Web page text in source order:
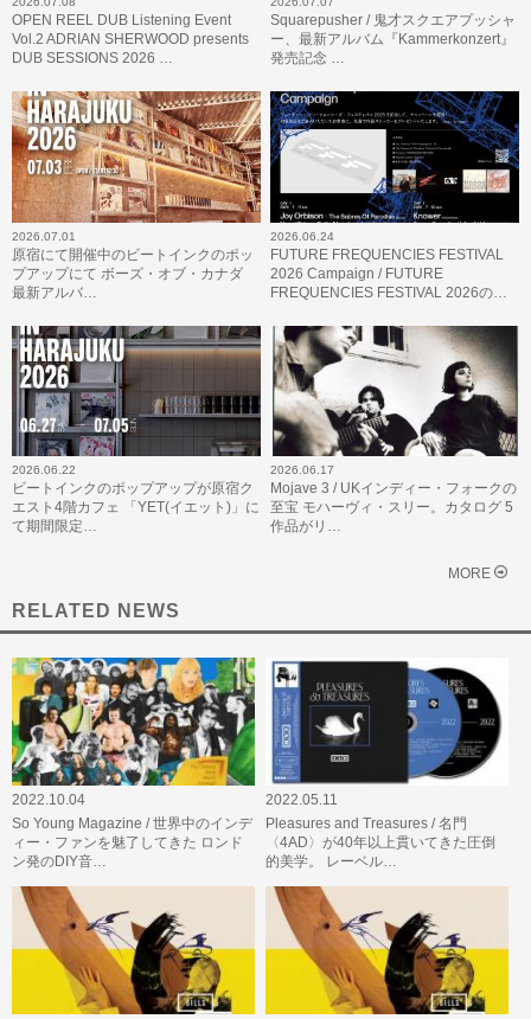
OPEN REEL DUB Listening Event
Vol.2 ADRIAN SHERWOOD presents
DUB SESSIONS 2026 …
Squarepusher / 鬼才スクエアプッシャ
ー、最新アルバム『Kammerkonzert』
発売記念 …
2026.07.01
原宿にて開催中のビートインクのポッ
プアップにて ボーズ・オブ・カナダ
最新アルバ…
2026.06.24
FUTURE FREQUENCIES FESTIVAL
2026 Campaign / FUTURE
FREQUENCIES FESTIVAL 2026の…
2026.06.22
ビートインクのポップアップが原宿ク
エスト4階カフェ 「YET(イエット)」に
て期間限定…
2026.06.17
Mojave 3 / UKインディー・フォークの
至宝 モハーヴィ・スリー。カタログ 5
作品がリ…
MORE
RELATED NEWS
2022.10.04
So Young Magazine / 世界中のインデ
ィー・ファンを魅了してきた ロンド
ン発のDIY音…
2022.05.11
Pleasures and Treasures / 名門
〈4AD〉が40年以上貫いてきた圧倒
的美学。 レーベル…